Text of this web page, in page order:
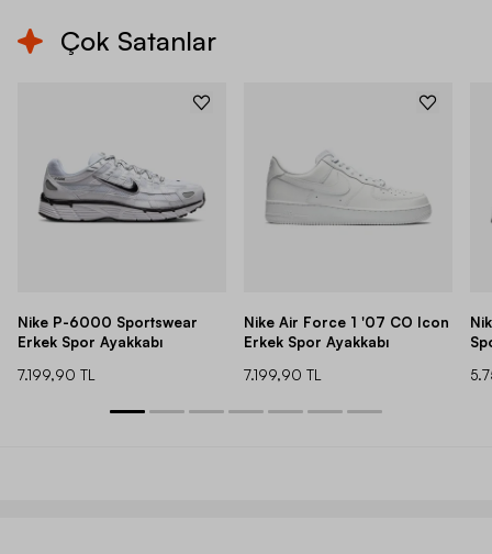
Çok Satanlar
Nike P-6000 Sportswear
Erkek Spor Ayakkabı
7.199,90 TL
Nike Air Force 1 '07 CO Icon
Erkek Spor Ayakkabı
7.199,90 TL